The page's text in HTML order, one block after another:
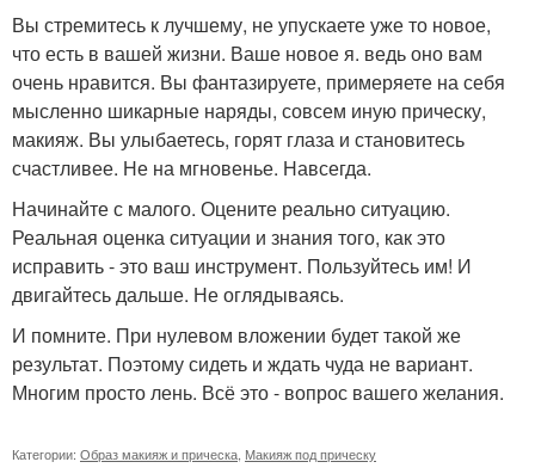
Вы стремитесь к лучшему, не упускаете уже то новое,
что есть в вашей жизни. Ваше новое я. ведь оно вам
очень нравится. Вы фантазируете, примеряете на себя
мысленно шикарные наряды, совсем иную прическу,
макияж. Вы улыбаетесь, горят глаза и становитесь
счастливее. Не на мгновенье. Навсегда.
Начинайте с малого. Оцените реально ситуацию.
Реальная оценка ситуации и знания того, как это
исправить - это ваш инструмент. Пользуйтесь им! И
двигайтесь дальше. Не оглядываясь.
И помните. При нулевом вложении будет такой же
результат. Поэтому сидеть и ждать чуда не вариант.
Многим просто лень. Всё это - вопрос вашего желания.
Категории: Образ макияж и прическа, Макияж под прическу